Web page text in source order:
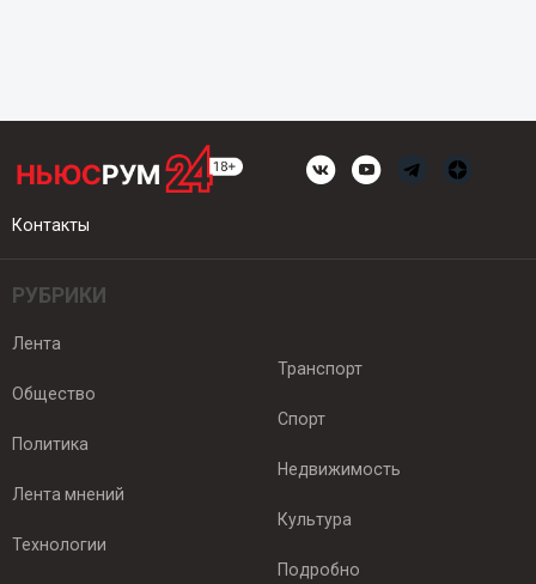
Контакты
РУБРИКИ
Лента
Общество
Политика
Лента мнений
Технологии
Транспорт
Спорт
Недвижимость
Культура
Подробно